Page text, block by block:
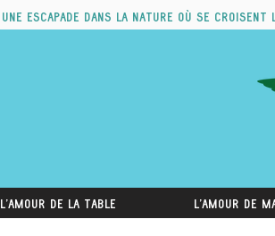
Une escapade dans la nature où se
L'amour de la table L'amour de